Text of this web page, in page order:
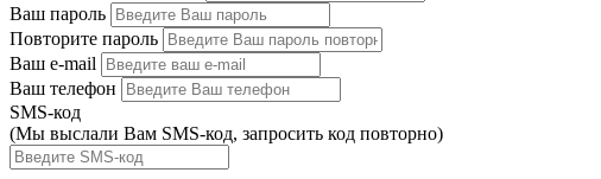
Ваш пароль
Повторите пароль
Ваш e-mail
Ваш телефон
SMS-код
(Мы выслали Вам SMS-код, запросить код повторно)